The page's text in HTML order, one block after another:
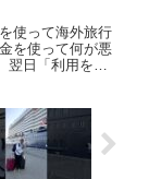
使って海外旅行
を使って何が悪
翌日「利用を停